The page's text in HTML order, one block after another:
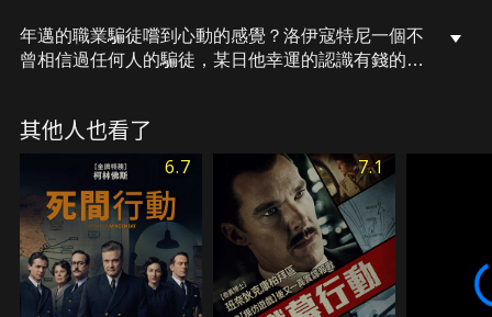
年邁的職業騙徒嚐到心動的感覺？洛伊寇特尼一個不
曾相信過任何人的騙徒，某日他幸運的認識有錢的寡
其他人也看了
6.7 7.1